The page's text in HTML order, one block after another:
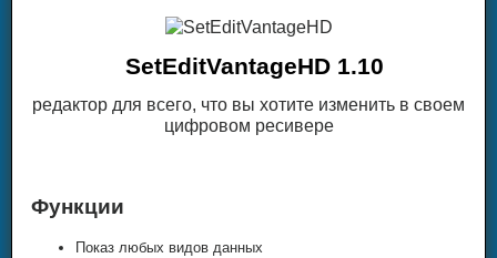
SetEditVantageHD 1.10
редактор для всего, что вы хотите изменить в своем
цифровом ресивере
Функции
Показ любых видов данных